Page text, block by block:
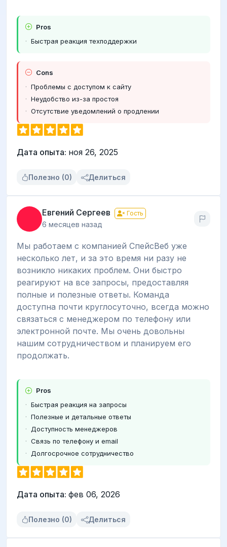
Pros
Быстрая реакция техподдержки
Cons
Проблемы с доступом к сайту
Неудобство из-за простоя
Отсутствие уведомлений о продлении
Дата опыта: ноя 26, 2025
Полезно (0) Делиться
Евгений Сергеев Гость
6 месяцев назад
Мы работаем с компанией СпейсВеб уже
несколько лет, и за это время ни разу не
возникло никаких проблем. Они быстро
реагируют на все запросы, предоставляя
полные и полезные ответы. Команда
доступна почти круглосуточно, всегда можно
связаться с менеджером по телефону или
электронной почте. Мы очень довольны
нашим сотрудничеством и планируем его
продолжать.
Pros
Быстрая реакция на запросы
Полезные и детальные ответы
Доступность менеджеров
Связь по телефону и email
Долгосрочное сотрудничество
Дата опыта: фев 06, 2026
Полезно (0) Делиться